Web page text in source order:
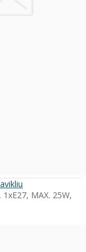
MAX. 25W,